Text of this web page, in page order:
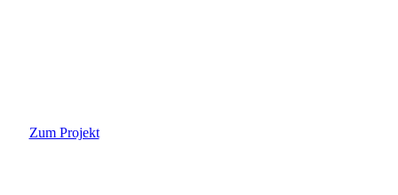
Zum Projekt